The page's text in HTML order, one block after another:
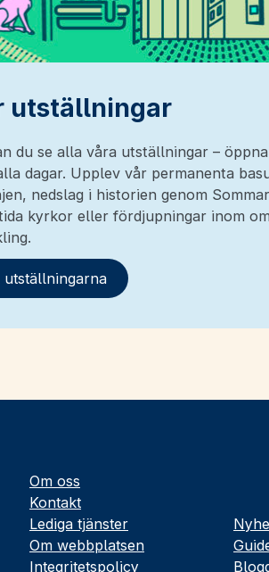
utställningar
du se alla våra utställningar –
dagar. Upplev vår permanenta
nedslag i historien genom
kyrkor eller fördjupningar inom
Om oss
Kontakt
Lediga tjänster
Om webbplatsen
Integritetspolicy